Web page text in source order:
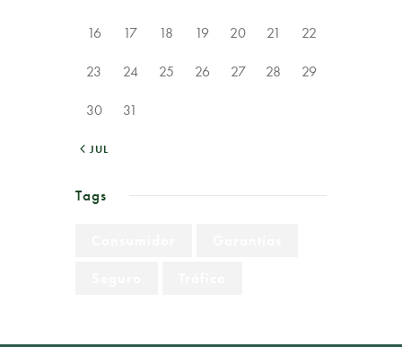
16 17 18 19 20 21 22
23 24 25 26 27 28 29
30 31
« JUL
Tags